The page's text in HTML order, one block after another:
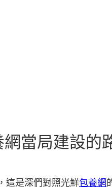
當局建設的
這是深們對照光鮮包養網